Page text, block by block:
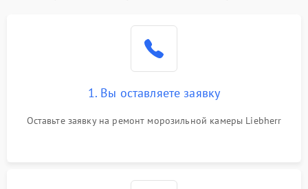
1. Вы оставляете заявку
Оставьте заявку на ремонт морозильной камеры Liebherr